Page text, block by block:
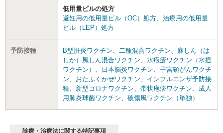
低用量ピルの処方
避妊用の低用量ピル（OC）処方
治療用の低用量
ピル（LEP）処方
予防接種 B型肝炎ワクチン 二種混合ワクチン
麻しん（は
しか）風しん混合ワクチン
水疱瘡ワクチン（水痘
ワクチン）
日本脳炎ワクチン
子宮頸がんワクチ
ン
おたふくかぜワクチン
インフルエンザ予防接
種
新型コロナワクチン 帯状疱疹ワクチン
成人
用肺炎球菌ワクチン
破傷風ワクチン（単独）
診療・治療法に関する特記事項